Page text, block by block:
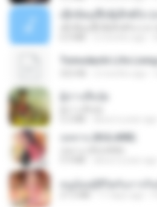
กุหลาบ (KULARB)
หนูน้อยสู้ชีวิตกับภารกิจ